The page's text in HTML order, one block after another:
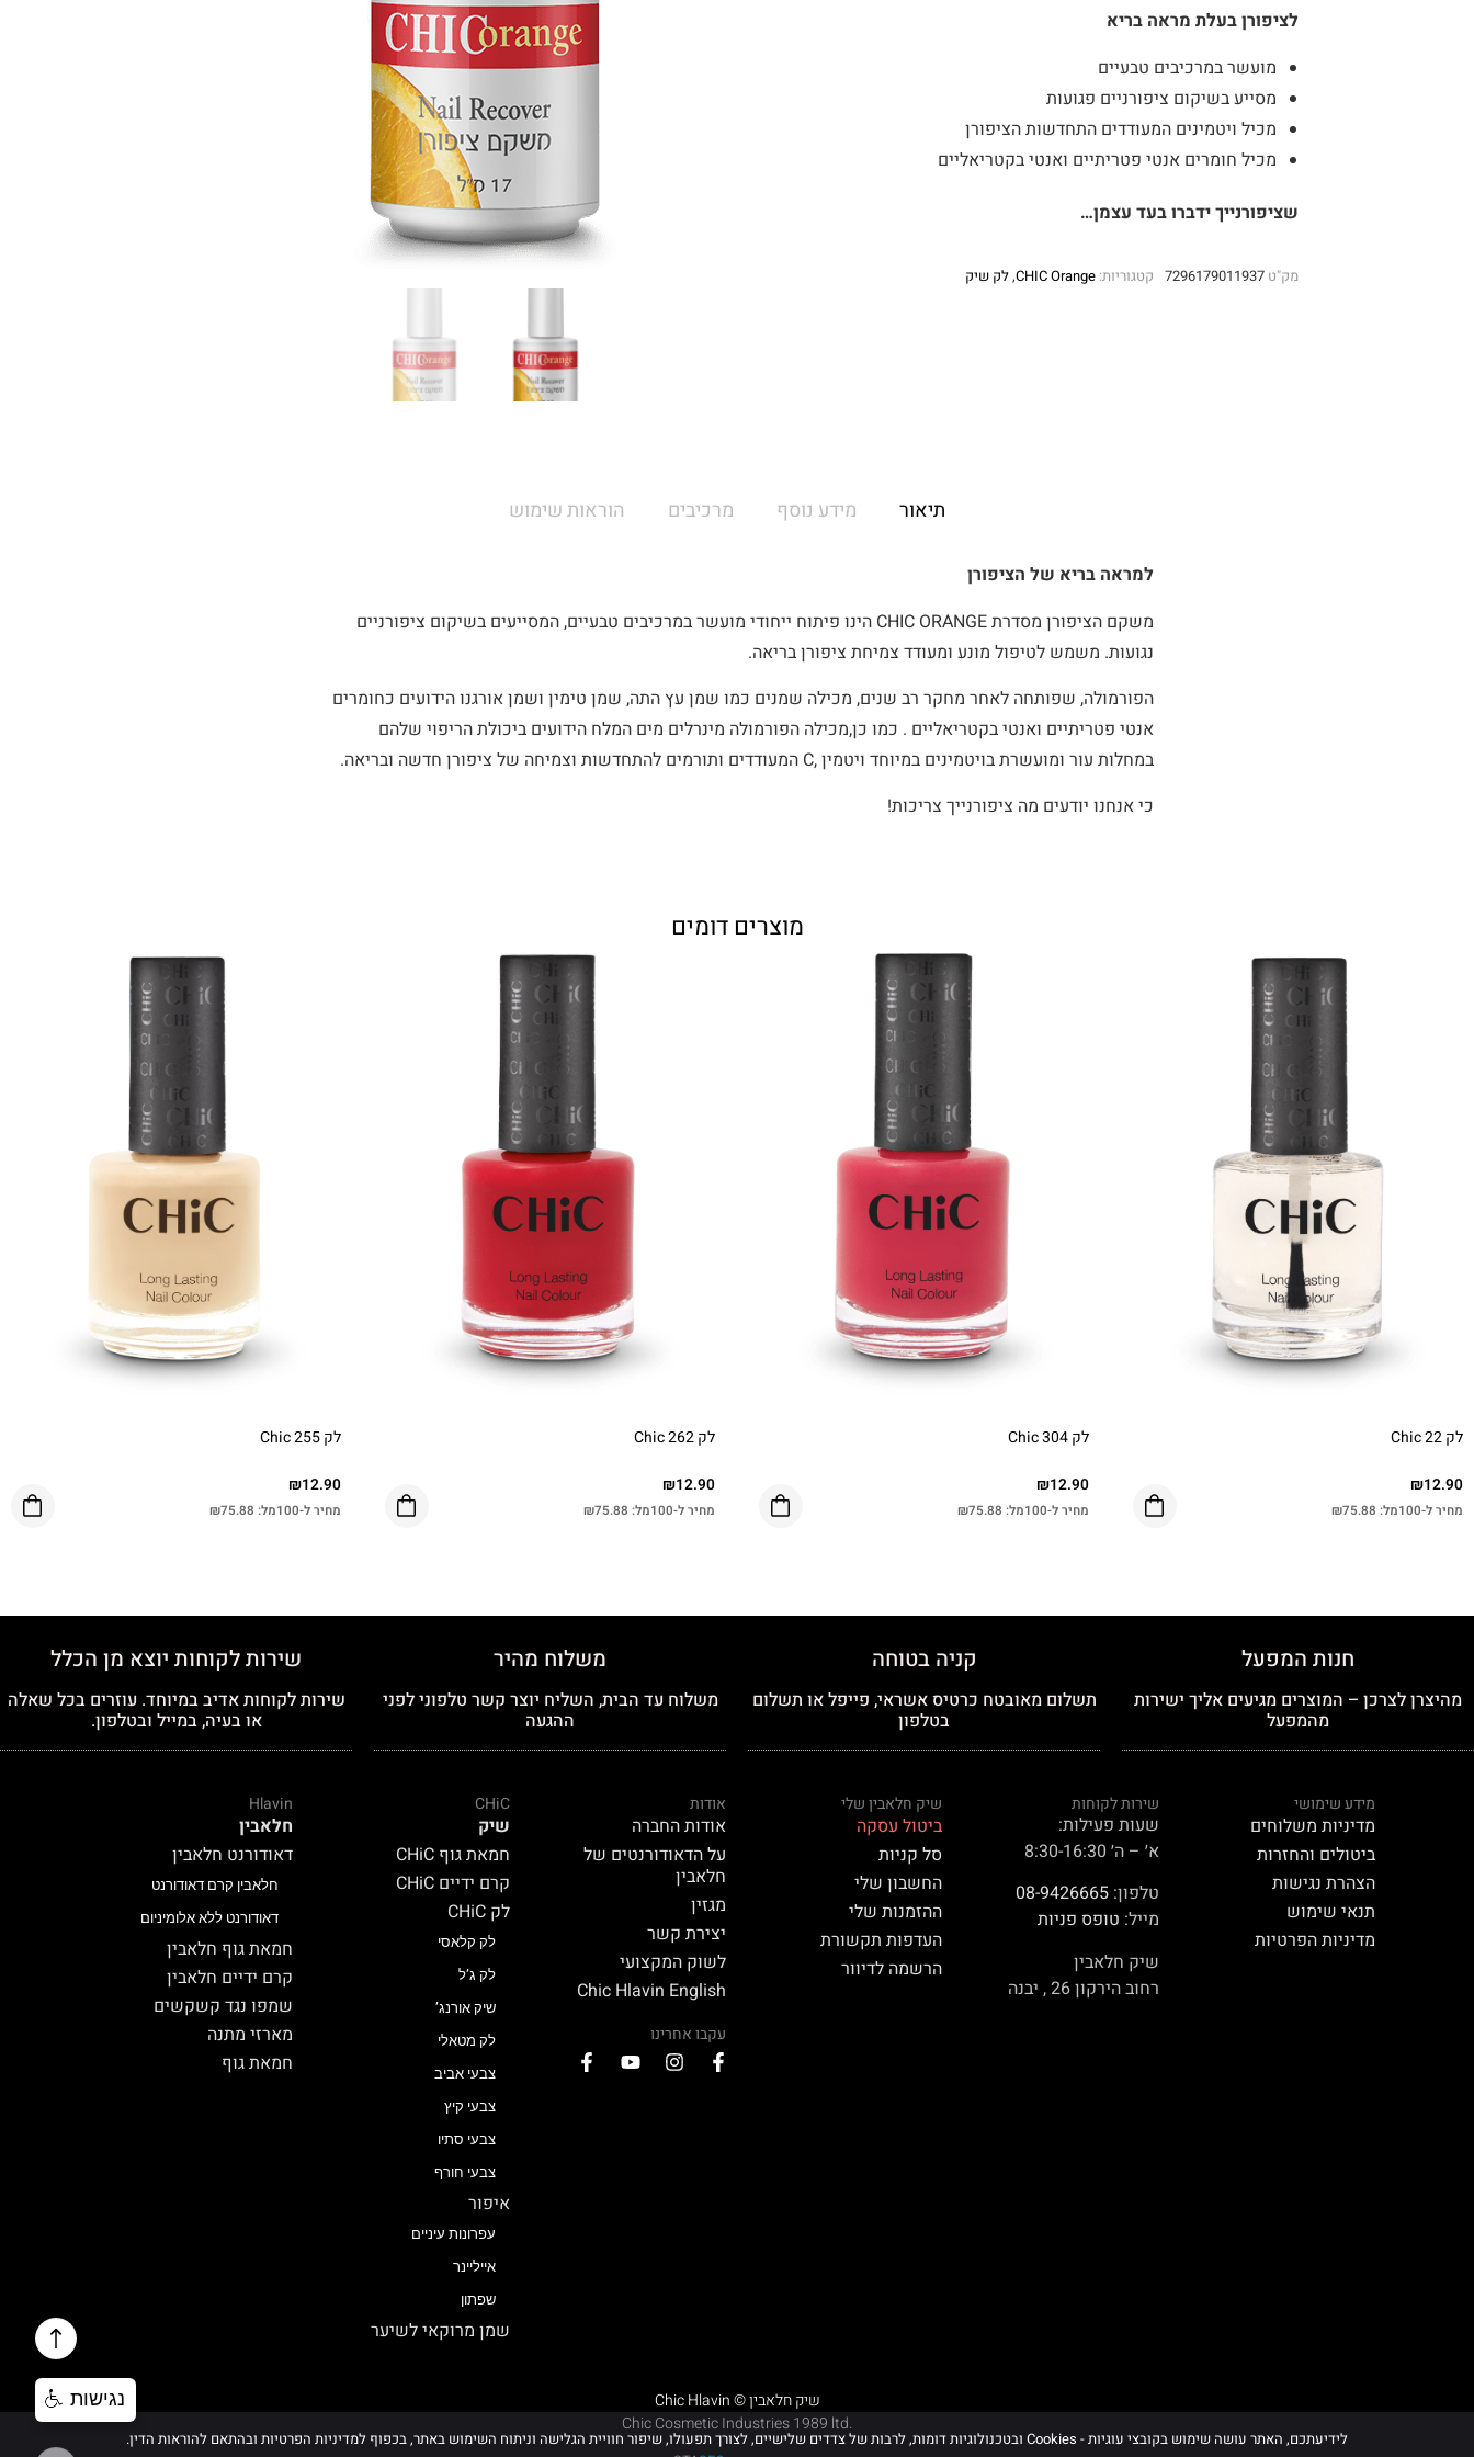
לציפורן בעלת מראה בריא
מועשר במרכיבים טבעיים
מסייע בשיקום ציפורניים פגועות
מכיל ויטמינים המעודדים התחדשות הציפורן
מכיל חומרים אנטי פטריתיים ואנטי בקטריאליים
שציפורנייך ידברו בעד עצמן…
מק"ט 7296179011937 קטגוריות: CHIC Orange
,לק שיק
תיאור מידע נוסף מרכיבים הוראות שימוש
למראה בריא של הציפורן
משקם הציפורן מסדרת CHIC ORANGE הינו פיתוח ייחודי מועשר במרכיבים טבעיים, המסייעים בשיקום ציפורניים
נגועות. משמש לטיפול מונע ומעודד צמיחת ציפורן בריאה.
הפורמולה, שפותחה לאחר מחקר רב שנים, מכילה שמנים כמו שמן עץ התה, שמן טימין ושמן אורגנו הידועים כחומרים
אנטי פטריתיים ואנטי בקטריאליים . כמו כן,מכילה הפורמולה מינרלים מים המלח הידועים ביכולת הריפוי שלהם
במחלות עור ומועשרת בויטמינים במיוחד ויטמין ,C המעודדים ותורמים להתחדשות וצמיחה של ציפורן חדשה ובריאה.
כי אנחנו יודעים מה ציפורנייך צריכות!
מוצרים דומים
לק Chic 22
₪12.90
מחיר ל-100מל: ₪75.88
לק Chic 304
₪12.90
מחיר ל-100מל: ₪75.88
לק Chic 262
₪12.90
מחיר ל-100מל: ₪75.88
לק Chic 255
₪12.90
מחיר ל-100מל: ₪75.88
חנות המפעל
מהיצרן לצרכן – המוצרים מגיעים אליך ישירות
מהמפעל
קניה בטוחה
תשלום מאובטח כרטיס אשראי, פייפל או תשלום
בטלפון
משלוח מהיר
משלוח עד הבית, השליח יוצר קשר טלפוני לפני
ההגעה
שירות לקוחות יוצא מן הכלל
שירות לקוחות אדיב במיוחד. עוזרים בכל שאלה
או בעיה, במייל ובטלפון.
מידע שימושי
מדיניות משלוחים
ביטולים והחזרות
הצהרת נגישות
תנאי שימוש
מדיניות הפרטיות
שירות לקוחות
שעות פעילות:
א׳ – ה׳ 8:30-16:30
טלפון:08-9426665
מייל: טופס פניות
שיק חלאבין
רחוב הירקון 26 , יבנה
שיק חלאבין שלי
ביטול עסקה
סל קניות
החשבון שלי
ההזמנות שלי
העדפות תקשורת
הרשמה לדיוור
אודות
אודות החברה
על הדאודורנטים של
חלאבין
מגזין
יצירת קשר
לשוק המקצועי
Chic Hlavin English
עקבו אחרינו
CHiC
שיק
חמאת גוף CHiC
קרם ידיים CHiC
לק CHiC
לק קלאסי
לק ג’ל
שיק אורנג’
לק מטאלי
צבעי אביב
צבעי קיץ
צבעי סתיו
צבעי חורף
איפור
עפרונות עיניים
אייליינר
שפתון
שמן מרוקאי לשיער
Hlavin
חלאבין
דאודורנט חלאבין
חלאבין קרם דאודורנט
דאודורנט ללא אלומיניום
חמאת גוף חלאבין
קרם ידיים חלאבין
שמפו נגד קשקשים
מארזי מתנה
חמאת גוף
Chic Hlavin © שיק חלאבין
Chic Cosmetic Industries 1989 ltd.
לידיעתכם, האתר עושה שימוש בקובצי עוגיות - Cookies ובטכנולוגיות דומות, לרבות של צדדים שלישיים, לצורך תפעולו, שיפור חוויית הגלישה וניתוח השימוש באתר, בכפוף למדיניות הפרטיות ובהתאם להוראות הדין.
נגישות